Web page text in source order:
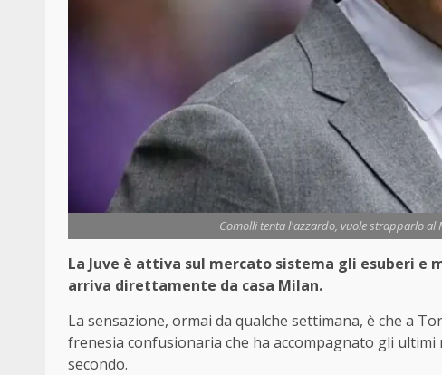
Comolli tenta l'azzardo, vuole strapparlo al
La Juve è attiva sul mercato sistema gli esuberi e
arriva direttamente da casa Milan.
La sensazione, ormai da qualche settimana, è che a
frenesia confusionaria che ha accompagnato gli ultimi
secondo.